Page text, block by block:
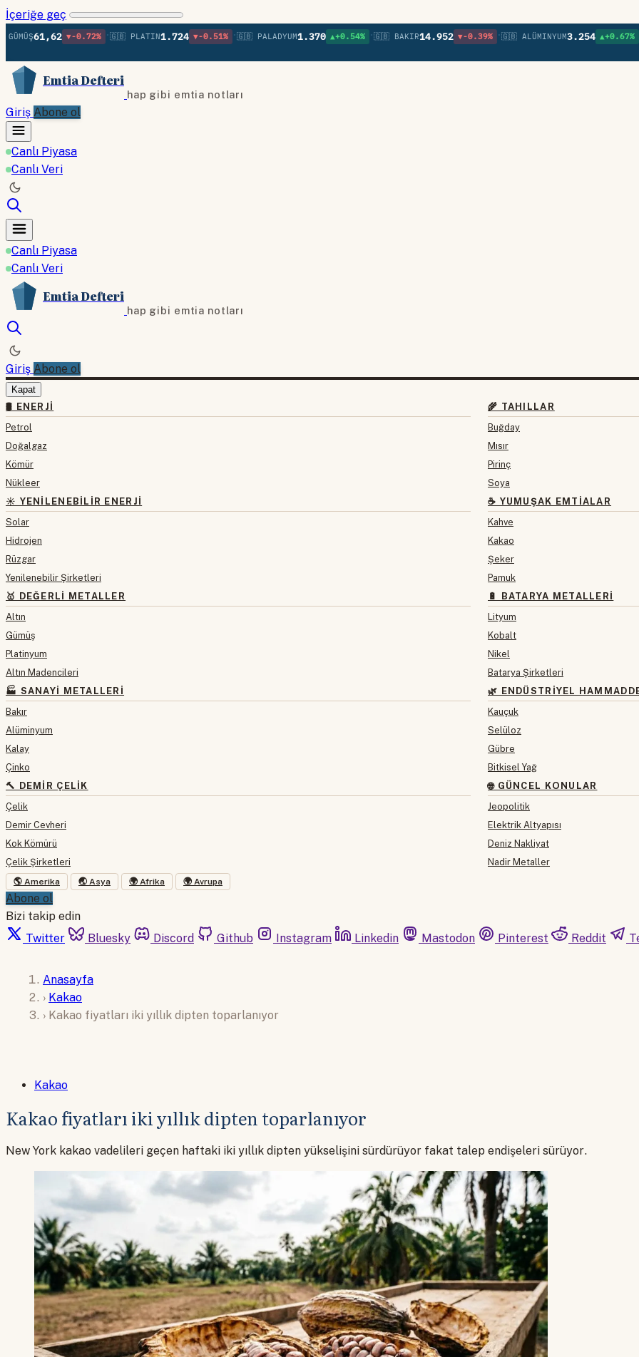
İçeriğe geç
61,62 ▼-0.72% •🇬🇧 PLATIN1.724 ▼-0.51% •🇬🇧 PALADYUM1.370 ▲+0.54% •🇬🇧 BAKIR14.952 ▼-0.39% •🇬🇧 ALÜMINYUM3.254 ▲+0.67% •🇬🇧
Emtia Defteri
hap gibi emtia notları
Giriş Abone ol
Canlı Piyasa
Canlı Veri
Canlı Piyasa
Canlı Veri
Emtia Defteri
hap gibi emtia notları
Giriş Abone ol
Kapat
🛢 ENERJI
Petrol
Doğalgaz
Kömür
Nükleer
☀️ YENILENEBILIR ENERJI
Solar
Hidrojen
Rüzgar
Yenilenebilir Şirketleri
🥇 DEĞERLI METALLER
Altın
Gümüş
Platinyum
Altın Madencileri
🏭 SANAYI METALLERI
Bakır
Alüminyum
Kalay
Çinko
🔨 DEMIR ÇELIK
Çelik
Demir Cevheri
Kok Kömürü
Çelik Şirketleri
🌾 TAHILLAR
Buğday
Mısır
Pirinç
Soya
☕ YUMUŞAK EMTIALAR
Kahve
Kakao
Şeker
Pamuk
🔋 BATARYA METALLERI
Lityum
Kobalt
Nikel
Batarya Şirketleri
🌿 ENDÜSTRIYEL
Kauçuk
Selüloz
Gübre
Bitkisel Yağ
🌐 GÜNCEL KONULAR
Jeopolitik
Elektrik Altyapısı
Deniz Nakliyat
Nadir Metaller
🌎 Amerika 🌏 Asya 🌍 Afrika 🌍 Avrupa
Abone ol
Bizi takip edin
Twitter
Bluesky Discord Github Instagram Linkedin Mastodon Pinterest Reddit
Anasayfa
› Kakao
› Kakao fiyatları iki yıllık dipten toparlanıyor
Kakao
Kakao fiyatları iki yıllık dipten toparlanıyor
New York kakao vadelileri geçen haftaki iki yıllık dipten yükselişini sürdürüyor fakat talep endişeleri sürüyor.